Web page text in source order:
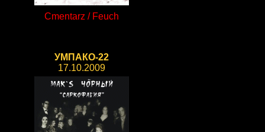
Cmentarz / Feuch
УМПАКО-22
17.10.2009